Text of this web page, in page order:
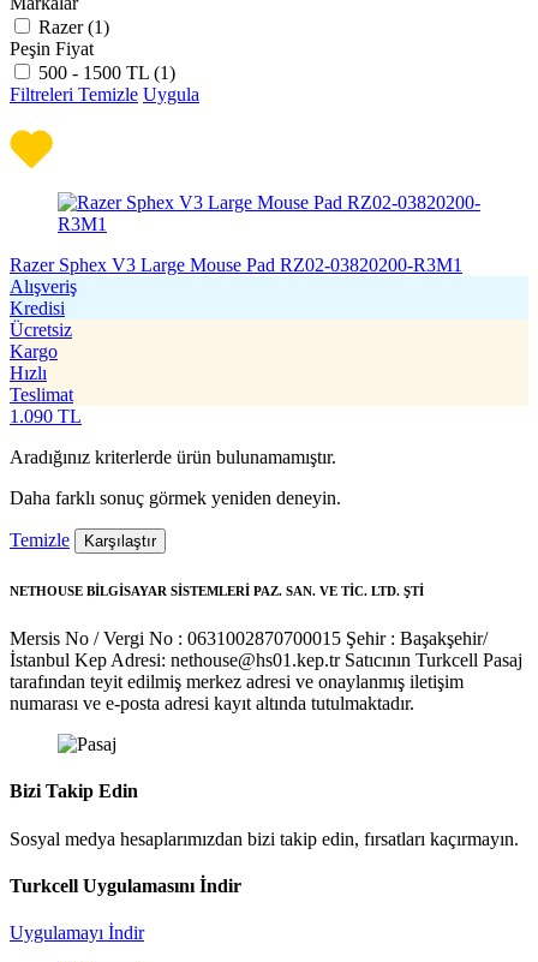
Razer (1)
Peşin Fiyat
500 - 1500 TL (1)
Filtreleri Temizle Uygula
Razer Sphex V3 Large Mouse Pad RZ02-03820200-R3M1
Alışveriş
Kredisi
Ücretsiz
Kargo
Hızlı
Teslimat
1.090 TL
Aradığınız kriterlerde ürün bulunamamıştır.
Daha farklı sonuç görmek yeniden deneyin.
Temizle Karşılaştır
NETHOUSE BİLGİSAYAR SİSTEMLERİ PAZ. SAN. VE TİC. LTD. ŞTİ
Mersis No / Vergi No : 0631002870700015 Şehir : Başakşehir/
İstanbul Kep Adresi: nethouse@hs01.kep.tr Satıcının Turkcell Pasaj
tarafından teyit edilmiş merkez adresi ve onaylanmış iletişim
numarası ve e-posta adresi kayıt altında tutulmaktadır.
Bizi Takip Edin
Sosyal medya hesaplarımızdan bizi takip edin, fırsatları kaçırmayın.
Turkcell Uygulamasını İndir
Uygulamayı İndir